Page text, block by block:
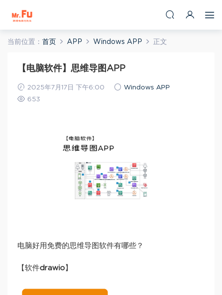
当前位置： 首页 APP Windows APP 正文
【电脑软件】思维导图APP
2025年7月17日 下午6:00
Windows APP
653
电脑好用免费的思维导图软件有哪些？
【软件drawio 】